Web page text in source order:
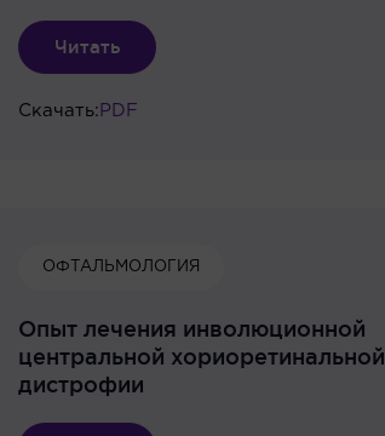
Читать
Скачать: PDF
ОФТАЛЬМОЛОГИЯ
Опыт лечения инволюционной
центральной хориоретинальной
дистрофии